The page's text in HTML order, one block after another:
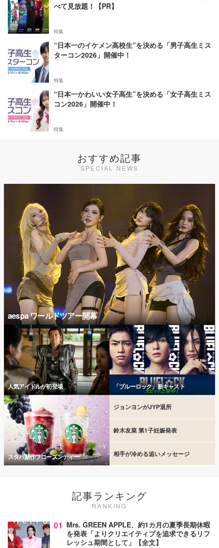
べて見放題！【PR】
特集
“日本一のイケメン高校生”を決める「男子高生ミス
ターコン2026」開催中！
特集
“日本一かわいい女子高生”を決める「女子高生ミス
コン2026」開催中！
特集
おすすめ記事
SPECIAL NEWS
aespa ワールドツアー開幕
人気アイドルが初登場 「ブルーロック」新キャスト
スタバ新作フローズンティー
ジョンヨンがJYP退所
鈴木友菜 第1子妊娠発表
相手が冷める追いメッセージ
記事ランキング
RANKING
01 Mrs. GREEN APPLE、約1カ月の夏季長期休暇
を発表「よりクリエイティブを追求できるリフ
レッシュ期間として」【全文】